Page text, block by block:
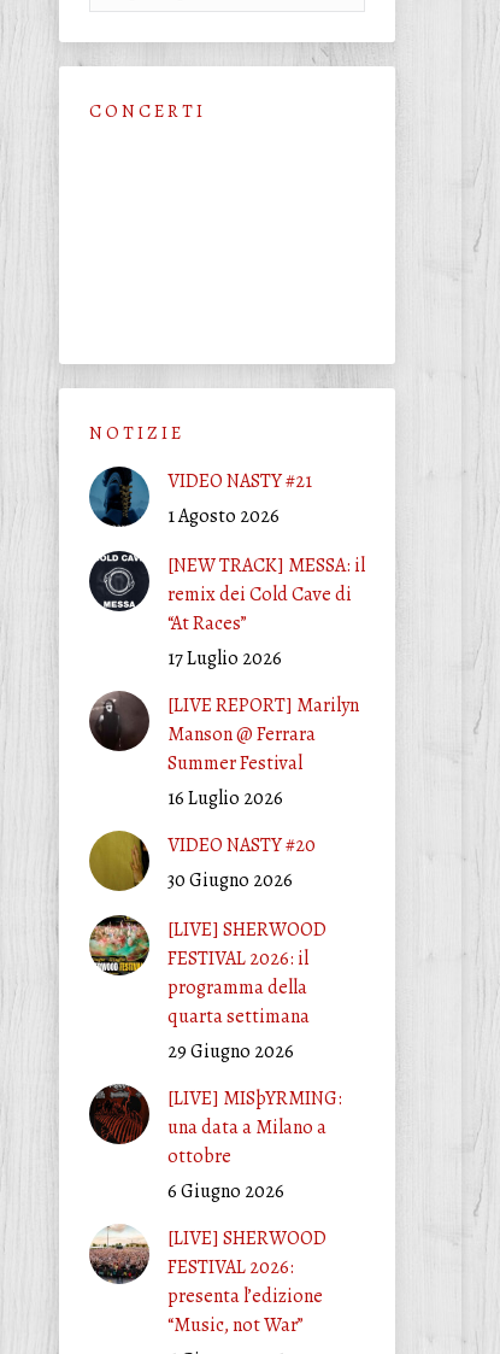
C O N C E R T I
N O T I Z I E
VIDEO NASTY #21
1 Agosto 2026
[NEW TRACK] MESSA: il
remix dei Cold Cave di
“At Races”
17 Luglio 2026
[LIVE REPORT] Marilyn
Manson @ Ferrara
Summer Festival
16 Luglio 2026
VIDEO NASTY #20
30 Giugno 2026
[LIVE] SHERWOOD
FESTIVAL 2026: il
programma della
quarta settimana
29 Giugno 2026
[LIVE] MISþYRMING:
una data a Milano a
ottobre
6 Giugno 2026
[LIVE] SHERWOOD
FESTIVAL 2026:
presenta l’edizione
“Music, not War”